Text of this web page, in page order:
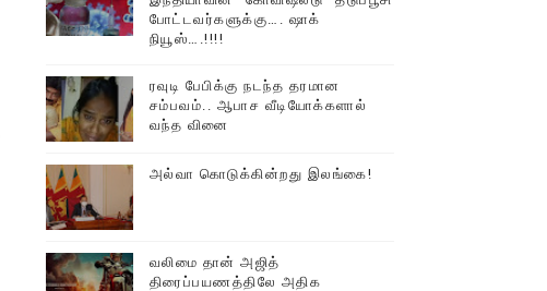
சுவிஸ் (செய்தியும்,படங்களும்..)
போராட்டத்தில் திரண்ட தமிழ்மக்கள்!!
போட்டவர்களுக்கு…. ஷாக்
நியூஸ்….!!!!
ரவுடி பேபிக்கு நடந்த தரமான
சம்பவம்.. ஆபாச வீடியோக்களால்
வந்த வினை
அல்வா கொடுக்கின்றது இலங்கை!
வலிமை தான் அஜித்
திரைப்பயணத்திலே அதிக